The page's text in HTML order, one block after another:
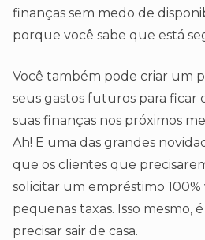
finanças sem medo de
porque você sabe que está
Você também pode criar um
seus gastos futuros para ficar
suas finanças nos próximos
Ah! E uma das grandes
que os clientes que
solicitar um empréstimo
pequenas taxas. Isso mesmo,
precisar sair de casa.